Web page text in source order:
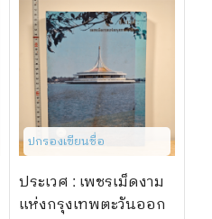
ปกรองเขียนชื่อ
ประเวศ : เพชรเม็ดงาม
แห่งกรุงเทพตะวันออก